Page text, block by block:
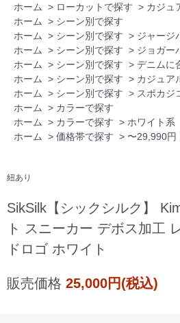
ホーム
> ローカットで探す > カジュ
ホーム
> シーン別で探す
ホーム
> シーン別で探す > ジャージ
ホーム
> シーン別で探す > ジョガー
ホーム
> シーン別で探す > デニムに
ホーム
> シーン別で探す > カジュア
ホーム
> シーン別で探す > スポカジ
ホーム
> カラーで探す
ホーム
> カラーで探す > ホワイト系
ホーム
> 価格帯で探す > 〜29,990円
紐あり
SikSilk【シックシルク】
ト スニーカー デボス加工
ドロゴ ホワイト
販売価格 25,000円(税込)